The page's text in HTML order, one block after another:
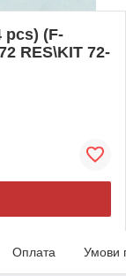
pcs) (F-
RES\KIT 72-
Оплата Умови